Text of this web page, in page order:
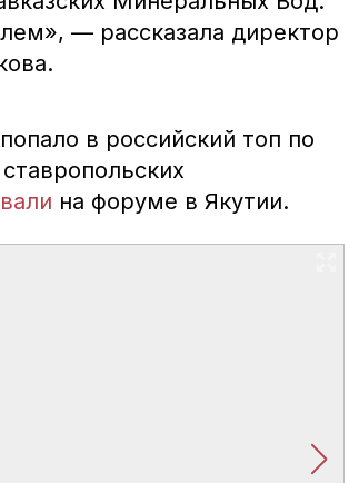
— рассказала директор
в российский топ по
на форуме в Якутии.